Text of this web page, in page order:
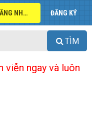
ĐĂNG NHẬP ĐĂNG KÝ
TÌM
viễn ngay và luôn